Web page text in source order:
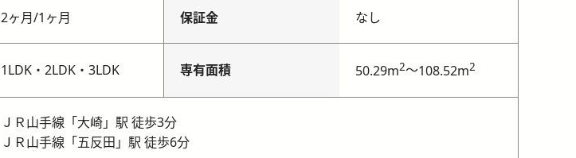
2ヶ月/1ヶ月 保証金 なし
1LDK・2LDK・3LDK 専有面積 50.29m2～108.52m2
ＪＲ山手線「大崎」駅 徒歩3分
ＪＲ山手線「五反田」駅 徒歩6分